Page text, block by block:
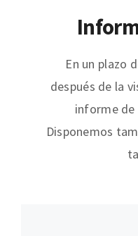
En un plazo
después de la
informe
Disponemos